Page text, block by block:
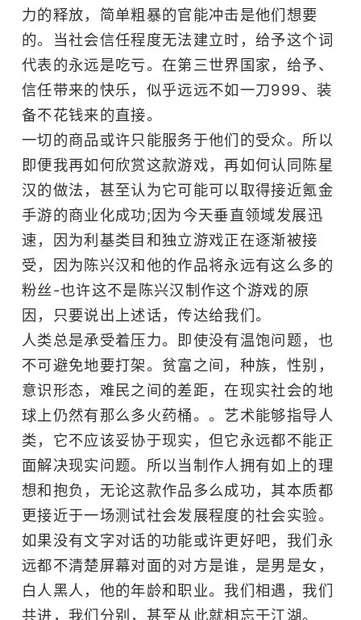
力的释放，简单粗暴的官能冲击是他们想要
的。当社会信任程度无法建立时，给予这个词
代表的永远是吃亏。在第三世界国家，给予、
信任带来的快乐，似乎远远不如一刀999、装
备不花钱来的直接。
一切的商品或许只能服务于他们的受众。所以
即便我再如何欣赏这款游戏，再如何认同陈星
汉的做法，甚至认为它可能可以取得接近氪金
手游的商业化成功;因为今天垂直领域发展迅
速，因为利基类目和独立游戏正在逐渐被接
受，因为陈兴汉和他的作品将永远有这么多的
粉丝-也许这不是陈兴汉制作这个游戏的原
因，只要说出上述话，传达给我们。
人类总是承受着压力。即使没有温饱问题，也
不可避免地要打架。贫富之间，种族，性别，
意识形态，难民之间的差距，在现实社会的地
球上仍然有那么多火药桶。。艺术能够指导人
类，它不应该妥协于现实，但它永远都不能正
面解决现实问题。所以当制作人拥有如上的理
想和抱负，无论这款作品多么成功，其本质都
更接近于一场测试社会发展程度的社会实验。
如果没有文字对话的功能或许更好吧，我们永
远都不清楚屏幕对面的对方是谁，是男是女，
白人黑人，他的年龄和职业。我们相遇，我们
共进，我们分别，甚至从此就相忘于江湖。